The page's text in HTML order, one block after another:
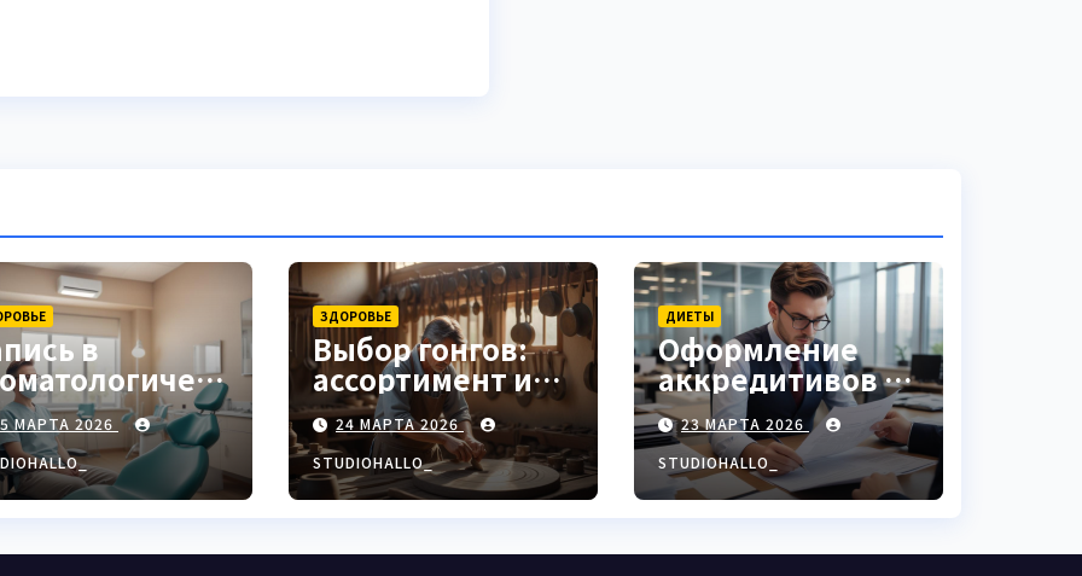
в
клинику
МАРТА 2026
ЗДОРОВЬЕ
Выбор гонгов:
ассортимент и
характеристики
24 МАРТА 2026
STUDIOHALLO_
ДИЕТЫ
Оформление
аккредитивов в
международной
торговле
23 МАРТА 2026
STUDIOHALLO_